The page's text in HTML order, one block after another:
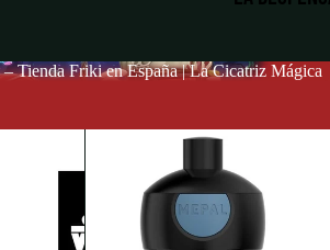
– Tienda Friki en España | La Cicatriz Mágica